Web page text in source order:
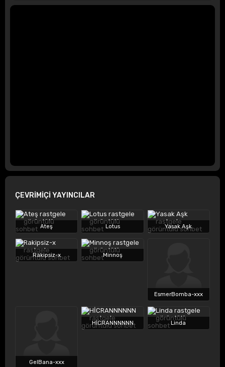
ÇEVRİMİÇİ YAYINCILAR
Ateş Lotus Yasak Aşk
Rakipsiz-x Minnoş
EsmerBomba-xxx
GelBana-xxx
HİCRANNNNNN Linda